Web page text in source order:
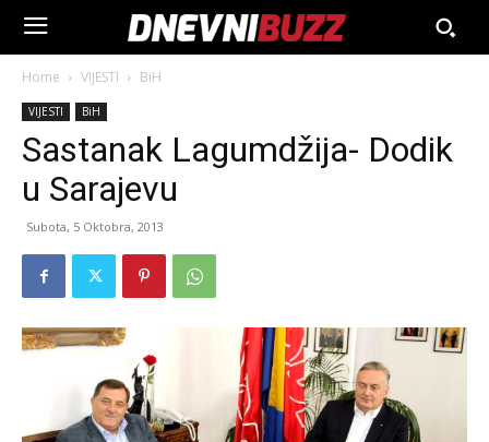
Home VIJESTI BiH
VIJESTI BiH
Sastanak Lagumdžija- Dodik
u Sarajevu
Subota, 5 Oktobra, 2013